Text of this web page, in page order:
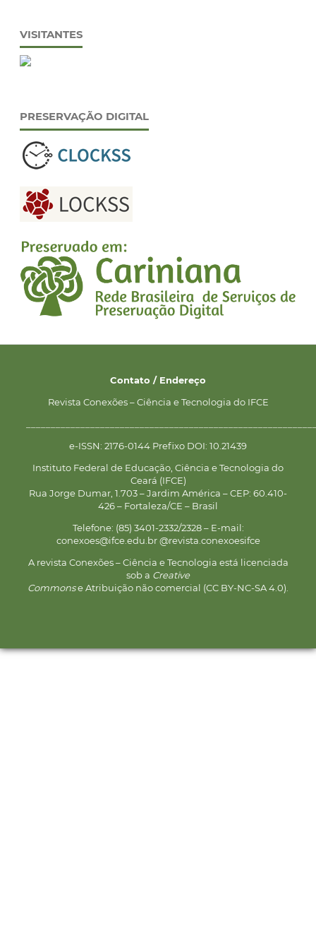
VISITANTES
PRESERVAÇÃO DIGITAL
Contato / Endereço
Revista Conexões – Ciência e Tecnologia do IFCE
e-ISSN: 2176-0144 Prefixo DOI: 10.21439
Instituto Federal de Educação, Ciência e Tecnologia do
Ceará (IFCE)
Rua Jorge Dumar, 1.703 – Jardim América – CEP: 60.410-
426 – Fortaleza/CE – Brasil
Telefone: (85) 3401-2332/2328 – E-mail:
conexoes@ifce.edu.br @revista.conexoesifce
A revista Conexões – Ciência e Tecnologia está licenciada
sob a Creative
Commonse Atribuição não comercial (CC BY-NC-SA 4.0).